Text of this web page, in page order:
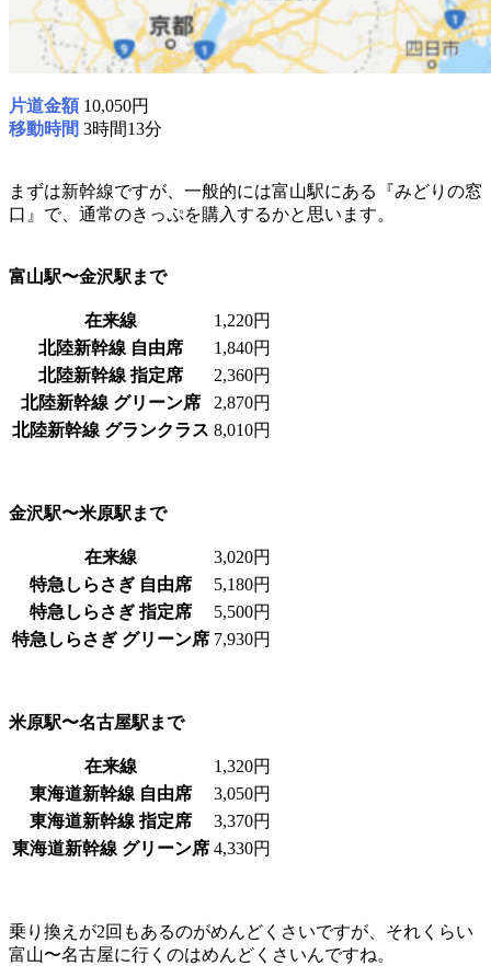
片道金額10,050円
移動時間 3時間13分
まずは新幹線ですが、一般的には富山駅にある『みどりの窓
口』で、通常のきっぷを購入するかと思います。
富山駅〜金沢駅まで
在来線
1,220円
北陸新幹線 自由席
1,840円
北陸新幹線 指定席
2,360円
北陸新幹線 グリーン席
2,870円
北陸新幹線 グランクラス 8,010円
金沢駅〜米原駅まで
在来線
3,020円
特急しらさぎ 自由席
5,180円
特急しらさぎ 指定席
5,500円
特急しらさぎ グリーン席 7,930円
米原駅〜名古屋駅まで
在来線
1,320円
東海道新幹線 自由席
3,050円
東海道新幹線 指定席
3,370円
東海道新幹線 グリーン席 4,330円
乗り換えが2回もあるのがめんどくさいですが、それくらい
富山〜名古屋に行くのはめんどくさいんですね。